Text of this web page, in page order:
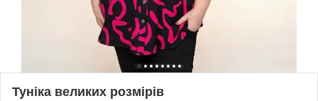
Туніка великих розмірів